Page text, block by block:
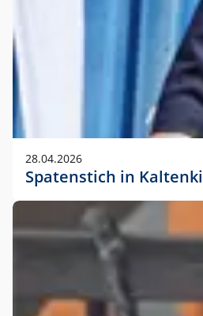
28.04.2026
Spatenstich in